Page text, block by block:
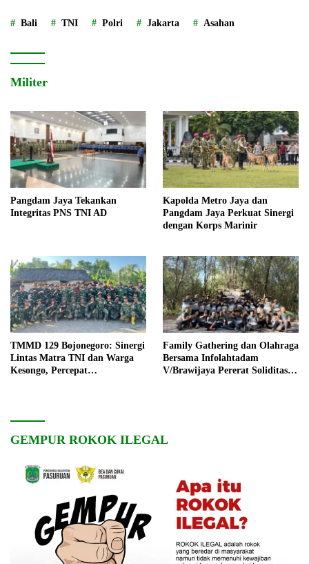
Bali TNI Polri Jakarta Asahan
Militer
Pangdam Jaya Tekankan
Integritas PNS TNI AD
Kapolda Metro Jaya dan
Pangdam Jaya Perkuat Sinergi
dengan Korps Marinir
TMMD 129 Bojonegoro: Sinergi
Lintas Matra TNI dan Warga
Kesongo, Percepat
Family Gathering dan Olahraga
Bersama Infolahtadam
V/Brawijaya Pererat Soliditas
GEMPUR ROKOK ILEGAL